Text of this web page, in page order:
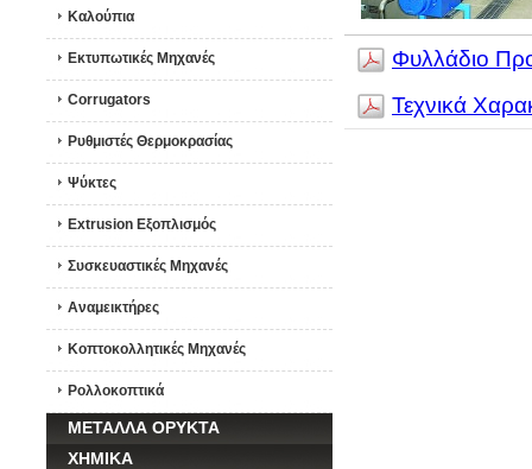
Καλούπια
Εκτυπωτικές Μηχανές
Corrugators
Ρυθμιστές Θερμοκρασίας
Ψύκτες
Extrusion Εξοπλισμός
Συσκευαστικές Μηχανές
Αναμεικτήρες
Κοπτοκολλητικές Μηχανές
Ρολλοκοπτικά
ΜΕΤΑΛΛΑ ΟΡΥΚΤΑ
ΧΗΜΙΚΑ
Φυλλάδιο
Τεχνικά